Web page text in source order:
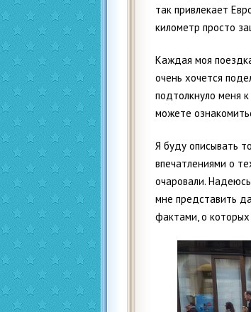
так привлекает
километр просто
Каждая моя
очень хочется
подтолкнуло меня
можете
Я буду описывать
впечатлениями о
очаровали.
мне представить
фактами, о